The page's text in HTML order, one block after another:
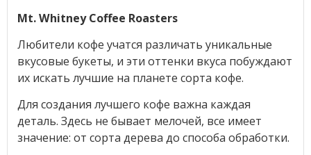
Mt. Whitney Coffee Roasters
Любители кофе учатся различать уникальные
вкусовые букеты, и эти оттенки вкуса побуждают
их искать лучшие на планете сорта кофе.
Для создания лучшего кофе важна каждая
деталь. Здесь не бывает мелочей, все имеет
значение: от сорта дерева до способа обработки.